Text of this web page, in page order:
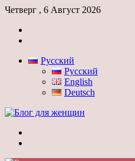
Четверг , 6 Август 2026
Русский
Русский
English
Deutsch